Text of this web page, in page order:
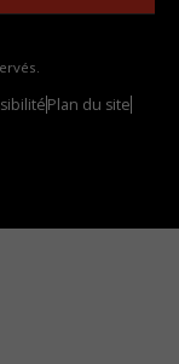
Plan du site